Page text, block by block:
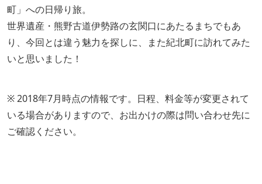
町」への日帰り旅。
世界遺産・熊野古道伊勢路の玄関口にあたるまちでもあ
り、今回とは違う魅力を探しに、また紀北町に訪れてみた
いと思いました！
※ 2018年7月時点の情報です。日程、料金等が変更されて
いる場合がありますので、お出かけの際は問い合わせ先に
ご確認ください。